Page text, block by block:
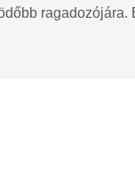
ragadozójára.